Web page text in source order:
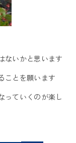
ないかと思います
ことを願います
っていくのが楽し